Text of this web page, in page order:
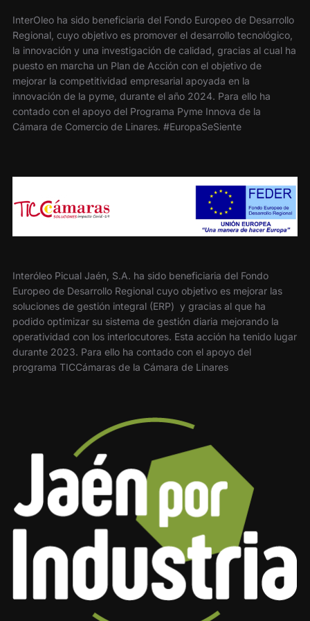
InterOleo ha sido beneficiaria del Fondo Europeo de Desarrollo
Regional, cuyo objetivo es promover el desarrollo tecnológico,
la innovación y una investigación de calidad, gracias al cual ha
puesto en marcha un Plan de Acción con el objetivo de
mejorar la competitividad empresarial apoyada en la
innovación de la pyme, durante el año 2024. Para ello ha
contado con el apoyo del Programa Pyme Innova de la
Cámara de Comercio de Linares. #EuropaSeSiente
Interóleo Picual Jaén, S.A. ha sido beneficiaria del Fondo
Europeo de Desarrollo Regional cuyo objetivo es mejorar las
soluciones de gestión integral (ERP) y gracias al que ha
podido optimizar su sistema de gestión diaria mejorando la
operatividad con los interlocutores. Esta acción ha tenido lugar
durante 2023. Para ello ha contado con el apoyo del
programa TICCámaras de la Cámara de Linares